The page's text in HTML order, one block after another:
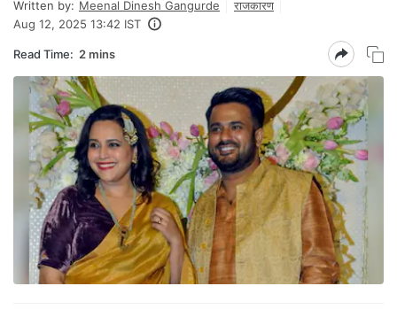
Written by: Meenal Dinesh Gangurde
राजकारण
Aug 12, 2025 13:42 IST
Read Time: 2 mins